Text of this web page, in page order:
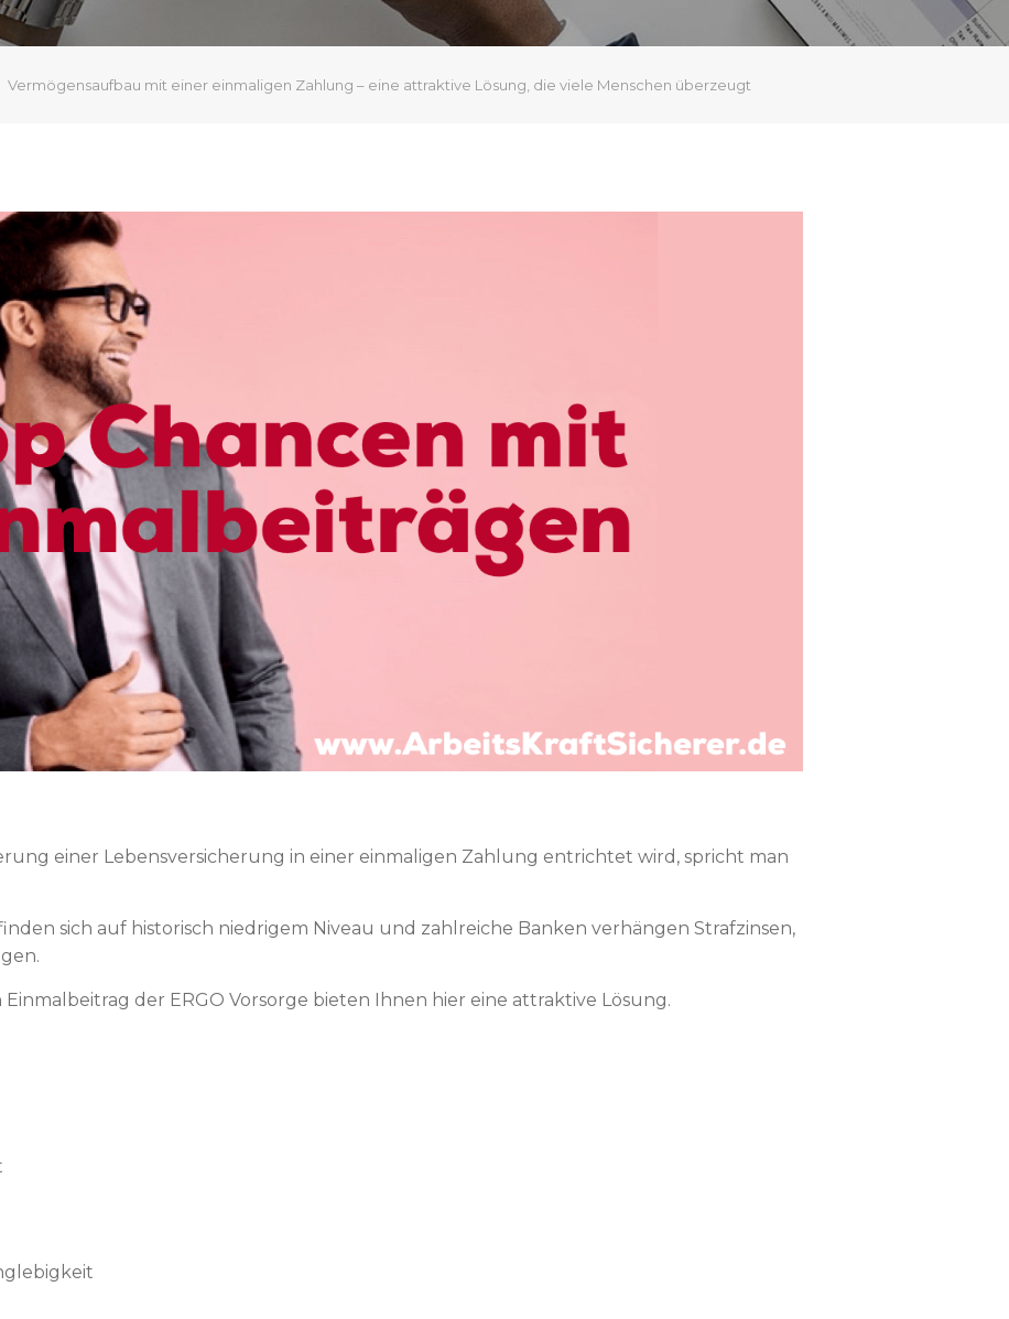
Vermögensaufbau mit einer einmaligen Zahlung – eine attraktive Lösung, die viele Menschen überzeugt
einer Lebensversicherung in einer einmaligen Zahlung entrichtet wird, spricht man
sich auf historisch niedrigem Niveau und zahlreiche Banken verhängen Strafzinsen,
der ERGO Vorsorge bieten Ihnen hier eine attraktive Lösung.